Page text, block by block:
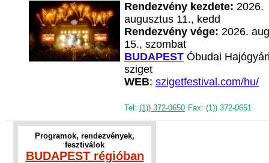
Rendezvény kezdete: 2026.
augusztus 11., kedd
Rendezvény vége: 2026.
15., szombat
BUDAPEST Óbudai
sziget
WEB: szigetfestival.com/hu/
Tel: (1)) 372-0650 Fax: (1)) 372-0651
Programok, rendezvények,
fesztiválok
BUDAPEST régióban